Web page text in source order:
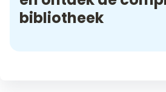
bibliotheek